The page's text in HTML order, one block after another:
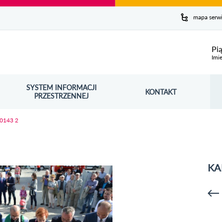
mapa
SYSTEM INFORMACJI
PRZESTRZENNEJ
OTWORZY SIĘ W NOWYM OKNIE KONTAKT
2